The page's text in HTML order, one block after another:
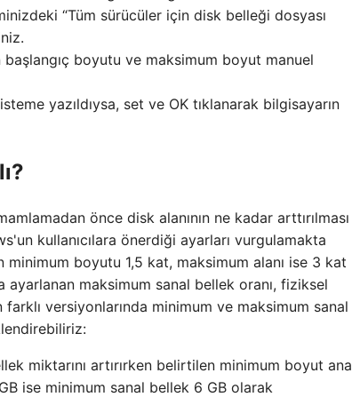
“Tüm sürücüler için disk belleği dosyası
​​boyutu ve maksimum boyut manuel
yazıldıysa, set ve OK tıklanarak bilgisayarın
önce disk alanının ne kadar arttırılması
kullanıcılara önerdiği ayarları vurgulamakta
boyutu 1,5 kat, maksimum alanı ise 3 kat
maksimum sanal bellek oranı, fiziksel
farklı versiyonlarında minimum ve maksimum sanal
miktarını artırırken belirtilen minimum boyut ana
ise minimum sanal bellek 6 GB olarak